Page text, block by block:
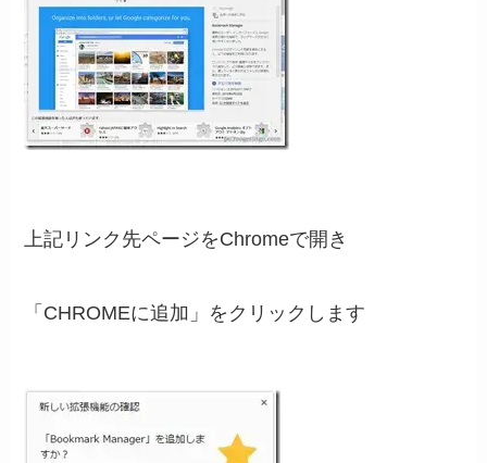
上記リンク先ページをChromeで開き
「CHROMEに追加」をクリックします